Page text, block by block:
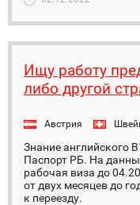
Ищу работу
либо другой
Австрия
Знание английского
Паспорт РБ. На
рабочая виза до
от двух месяцев до
к переезду.